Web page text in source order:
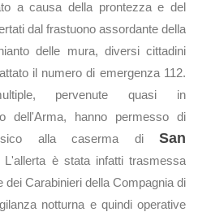
a causa della prontezza e del
dal frastuono assordante della
delle mura, diversi cittadini
il numero di emergenza 112.
pervenute quasi in
dell'Arma, hanno permesso di
fisico alla caserma di San
L'allerta è stata infatti trasmessa
dei Carabinieri della Compagnia di
notturna e quindi operative